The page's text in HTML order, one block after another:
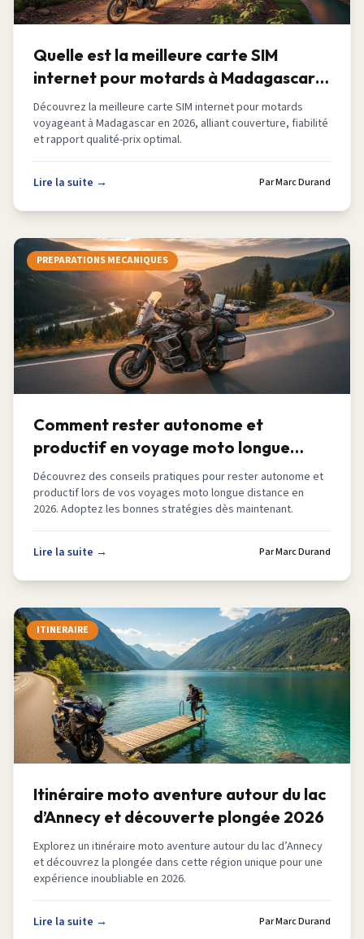
Quelle est la meilleure carte SIM
internet pour motards à Madagascar
en 2026
Découvrez la meilleure carte SIM internet pour motards
voyageant à Madagascar en 2026, alliant couverture, fiabilité
et rapport qualité-prix optimal.
Lire la suite → ParMarc Durand
PREPARATIONS MECANIQUES
Comment rester autonome et
productif en voyage moto longue
distance en 2026
Découvrez des conseils pratiques pour rester autonome et
productif lors de vos voyages moto longue distance en
2026. Adoptez les bonnes stratégies dès maintenant.
Lire la suite → ParMarc Durand
ITINERAIRE
Itinéraire moto aventure autour du lac
d’Annecy et découverte plongée 2026
Explorez un itinéraire moto aventure autour du lac d’Annecy
et découvrez la plongée dans cette région unique pour une
expérience inoubliable en 2026.
Lire la suite → ParMarc Durand